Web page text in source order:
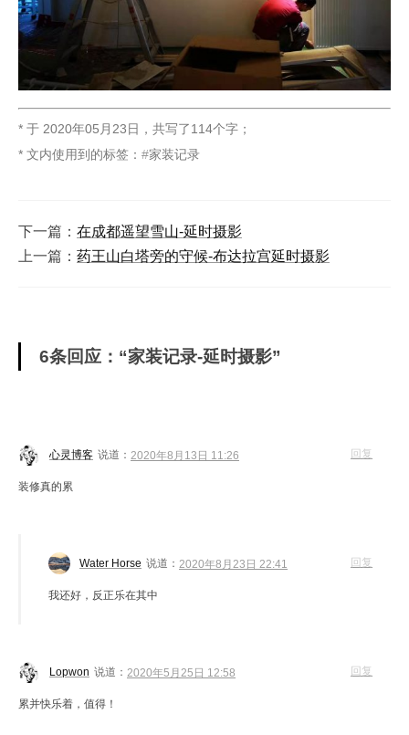
* 于 2020年05月23日 ， 共写了114个字 ；
* 文内使用到的标签：
家装记录
下一篇： 在成都遥望雪山-延时摄影
上一篇： 药王山白塔旁的守候-布达拉宫延时摄影
6条回应：“家装记录-延时摄影”
心灵博客 说道： 2020年8月13日 11:26
装修真的累
回复
Water Horse 说道： 2020年8月23日 22:41
我还好，反正乐在其中
回复
Lopwon 说道： 2020年5月25日 12:58
累并快乐着，值得！
回复